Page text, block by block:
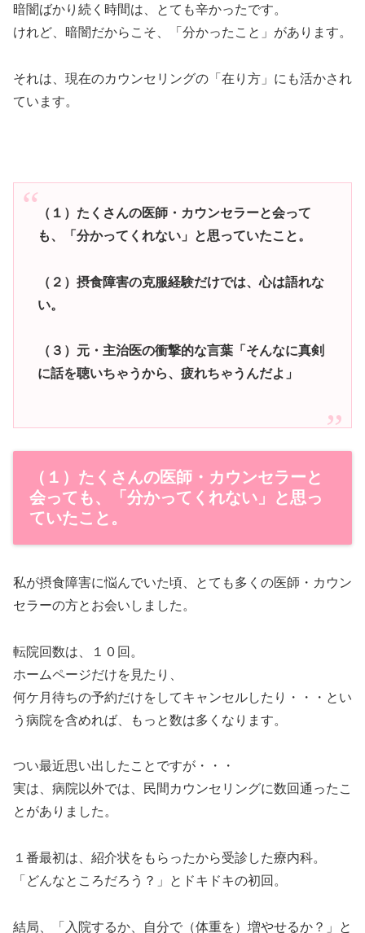
暗闇ばかり続く時間は、とても辛かったです。
けれど、暗闇だからこそ、「分かったこと」があります。
それは、現在のカウンセリングの「在り方」にも活かされ
ています。
（１）たくさんの医師・カウンセラーと会って
も、「分かってくれない」と思っていたこと。
（２）摂食障害の克服経験だけでは、心は語れな
い。
（３）元・主治医の衝撃的な言葉「そんなに真剣
に話を聴いちゃうから、疲れちゃうんだよ」
（１）たくさんの医師・カウンセラーと
会っても、「分かってくれない」と思っ
ていたこと。
私が摂食障害に悩んでいた頃、とても多くの医師・カウン
セラーの方とお会いしました。
転院回数は、１０回。
ホームページだけを見たり、
何ケ月待ちの予約だけをしてキャンセルしたり・・・とい
う病院を含めれば、もっと数は多くなります。
つい最近思い出したことですが・・・
実は、病院以外では、民間カウンセリングに数回通ったこ
とがありました。
１番最初は、紹介状をもらったから受診した療内科。
「どんなところだろう？」とドキドキの初回。
結局、「入院するか、自分で（体重を）増やせるか？」と